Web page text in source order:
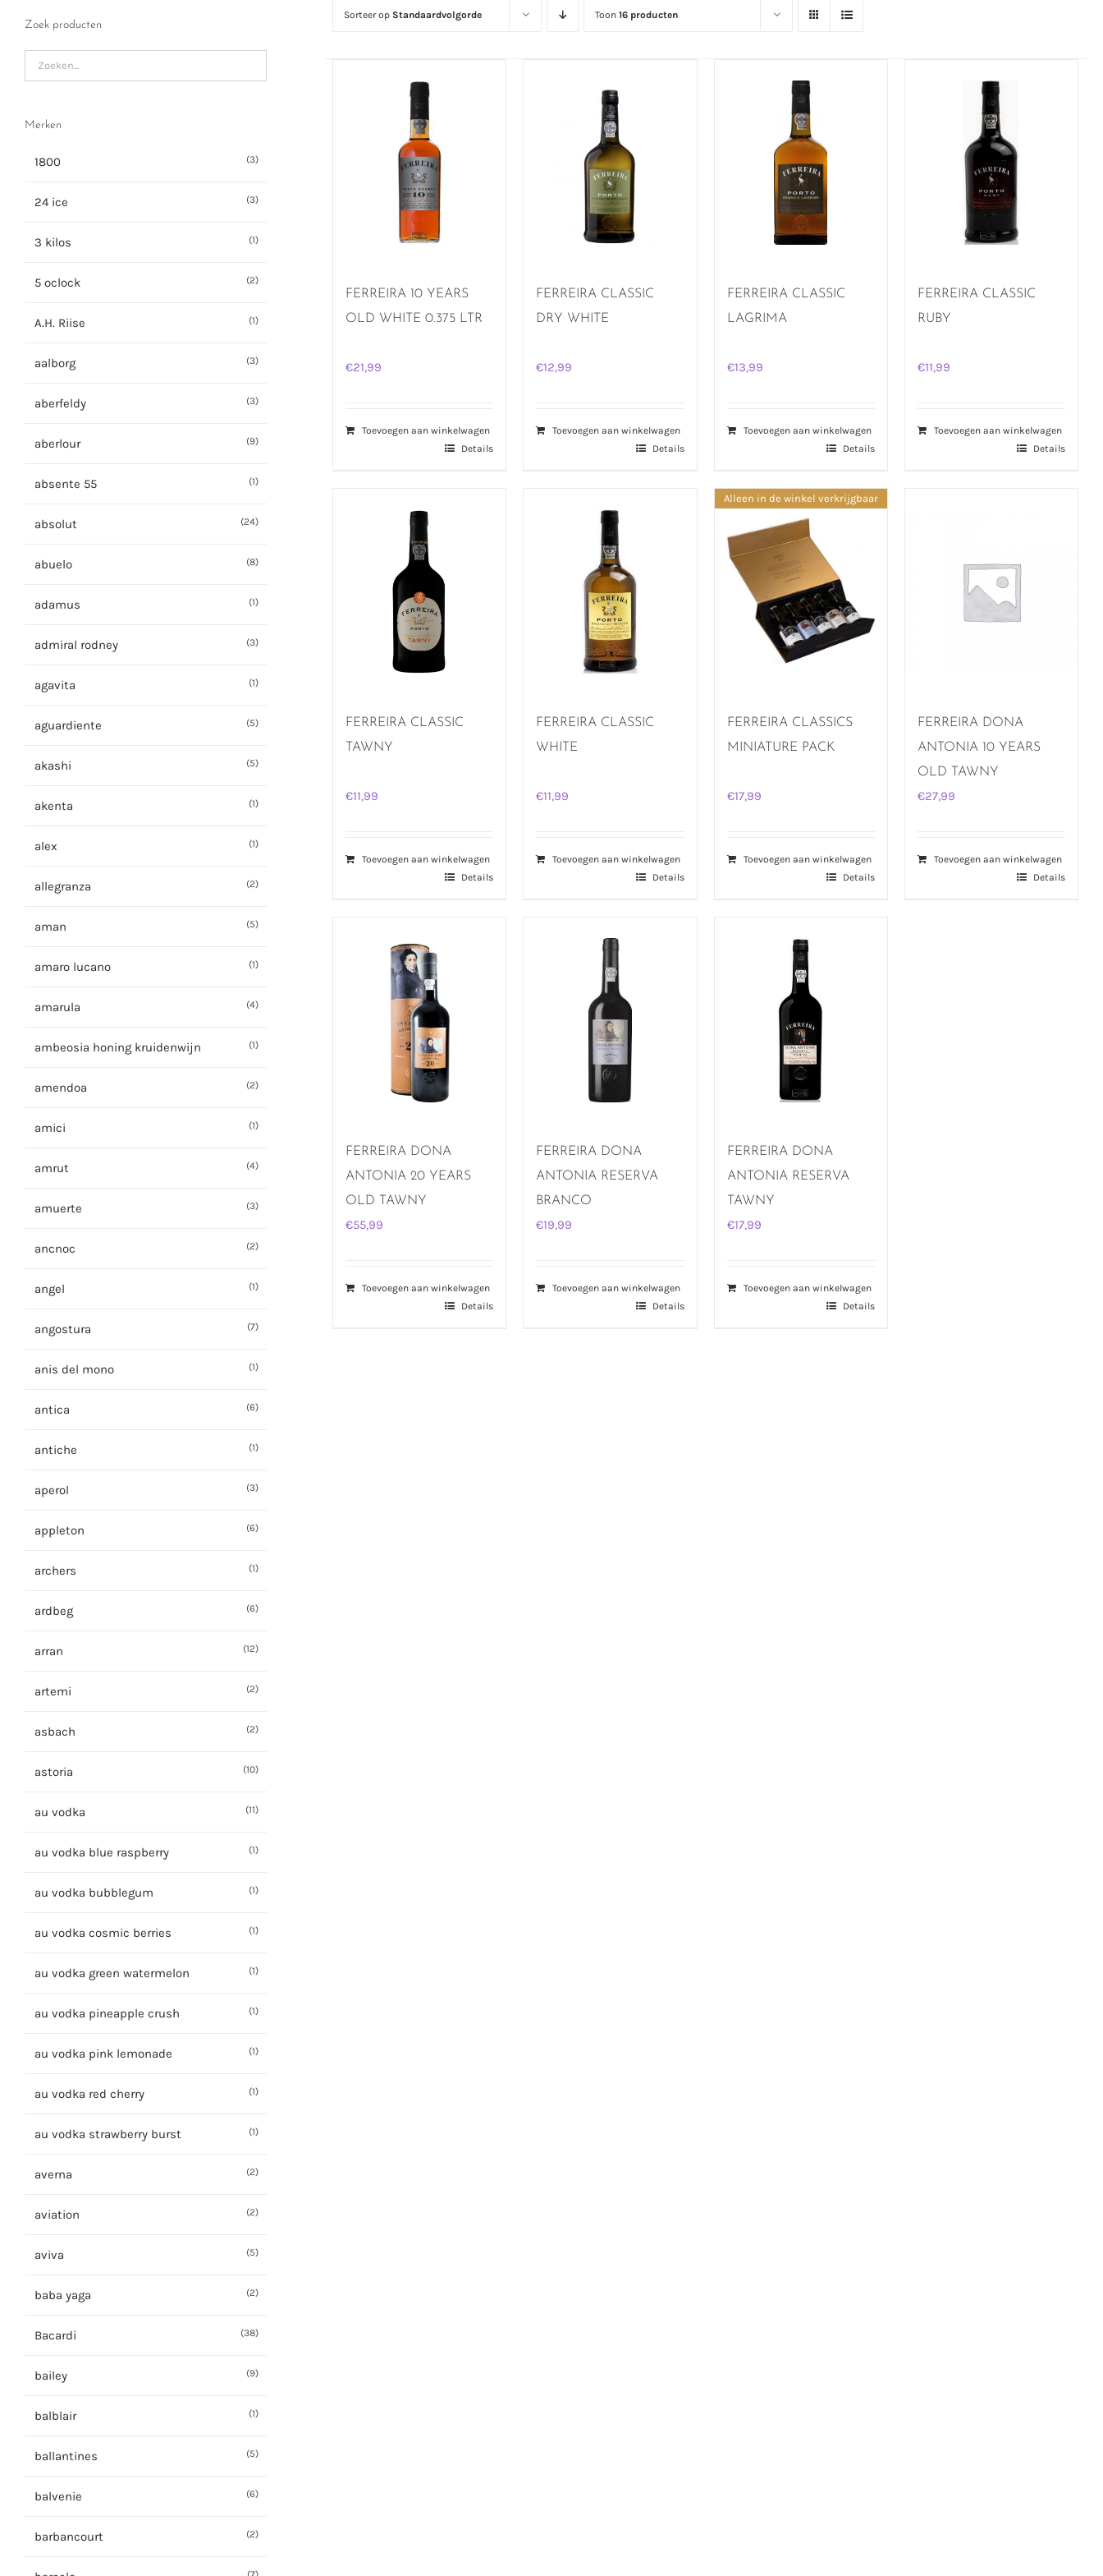
Sorteer op Standaardvolgorde Toon16 producten
FERREIRA 10 YEARS
OLD WHITE 0.375 LTR
€21,99
Toevoegen aan winkelwagen
Details
FERREIRA CLASSIC
DRY WHITE
€12,99
Toevoegen aan winkelwagen
Details
FERREIRA CLASSIC
LAGRIMA
€13,99
Toevoegen aan winkelwagen
Details
FERREIRA CLASSIC
RUBY
€11,99
Toevoegen aan winkelwagen
Details
FERREIRA CLASSIC
TAWNY
€11,99
Toevoegen aan winkelwagen
Details
FERREIRA CLASSIC
WHITE
€11,99
Toevoegen aan winkelwagen
Details
Alleen in de winkel verkrijgbaar
FERREIRA CLASSICS
MINIATURE PACK
€17,99
Toevoegen aan winkelwagen
Details
FERREIRA DONA
ANTONIA 10 YEARS
OLD TAWNY
€27,99
Toevoegen aan winkelwagen
Details
FERREIRA DONA
ANTONIA 20 YEARS
OLD TAWNY
€55,99
Toevoegen aan winkelwagen
Details
FERREIRA DONA
ANTONIA RESERVA
BRANCO
€19,99
Toevoegen aan winkelwagen
Details
FERREIRA DONA
ANTONIA RESERVA
TAWNY
€17,99
Toevoegen aan winkelwagen
Details
Zoek producten
Merken
1800 (3)
24 ice (3)
3 kilos (1)
5 oclock (2)
A.H. Riise (1)
aalborg (3)
aberfeldy (3)
aberlour (9)
absente 55 (1)
absolut (24)
abuelo (8)
adamus (1)
admiral rodney (3)
agavita (1)
aguardiente (5)
akashi (5)
akenta (1)
alex (1)
allegranza (2)
aman (5)
amaro lucano (1)
amarula (4)
ambeosia honing kruidenwijn (1)
amendoa (2)
amici (1)
amrut (4)
amuerte (3)
ancnoc (2)
angel (1)
angostura (7)
anis del mono (1)
antica (6)
antiche (1)
aperol (3)
appleton (6)
archers (1)
ardbeg (6)
arran (12)
artemi (2)
asbach (2)
astoria (10)
au vodka (11)
au vodka blue raspberry (1)
au vodka bubblegum (1)
au vodka cosmic berries (1)
au vodka green watermelon (1)
au vodka pineapple crush (1)
au vodka pink lemonade (1)
au vodka red cherry (1)
au vodka strawberry burst (1)
averna (2)
aviation (2)
aviva (5)
baba yaga (2)
Bacardi (38)
bailey (9)
balblair (1)
ballantines (5)
balvenie (6)
barbancourt (2)